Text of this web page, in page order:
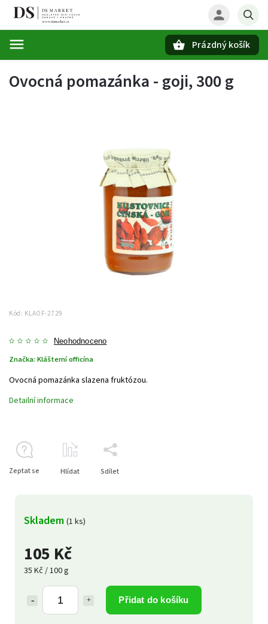
Prázdný košík
Ovocná pomazánka - goji, 300 g
Kód: KLAOF-2729
Neohodnoceno
Značka: Klášterní officína
105 Kč
35 Kč / 100 g
Přidat do košíku
Skladem (1 ks)
Ovocná pomazánka slazena fruktózou.
Detailní informace
Zeptat se Hlídat Sdílet